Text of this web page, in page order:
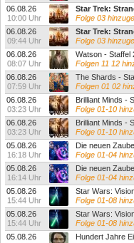
06.08.26
10:00 Uhr
Star Trek:
Folge 03
06.08.26
09:44 Uhr
Star Trek:
Folge 03
06.08.26
08:07 Uhr
Watson - Staffel
Folgen 11 12
06.08.26
07:59 Uhr
The Shards -
Folgen 01 02
06.08.26
03:23 Uhr
Brilliant Minds -
Folge 01-10
06.08.26
03:23 Uhr
Brilliant Minds -
Folge 01-10
05.08.26
16:18 Uhr
Die neuen
Folge 01-04
05.08.26
16:14 Uhr
Die neuen
Folge 01-04
05.08.26
15:44 Uhr
Star Wars:
Folge 01-08
05.08.26
15:44 Uhr
Star Wars:
Folge 01-08
05.08.26
Hundert Jahre